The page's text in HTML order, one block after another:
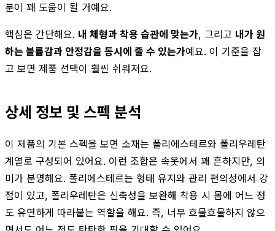
분이 꽤 도움이 될 거예요.
핵심은 간단해요. 내 체형과 착용 습관에 맞는가, 그리고 내가 원
하는 볼륨감과 안정감을 동시에 줄 수 있는가예요. 이 기준을 잡
고 보면 제품 선택이 훨씬 쉬워져요.
상세 정보 및 스펙 분석
이 제품의 기본 스펙을 보면 소재는 폴리에스테르와 폴리우레탄
계열로 구성되어 있어요. 이런 조합은 속옷에서 꽤 흔하지만, 의
미가 분명해요. 폴리에스테르는 형태 유지와 관리 편의성에서 강
점이 있고, 폴리우레탄은 신축성을 보완해 착용 시 몸에 어느 정
도 유연하게 따라붙는 역할을 해요. 즉, 너무 흐물흐물하지 않으